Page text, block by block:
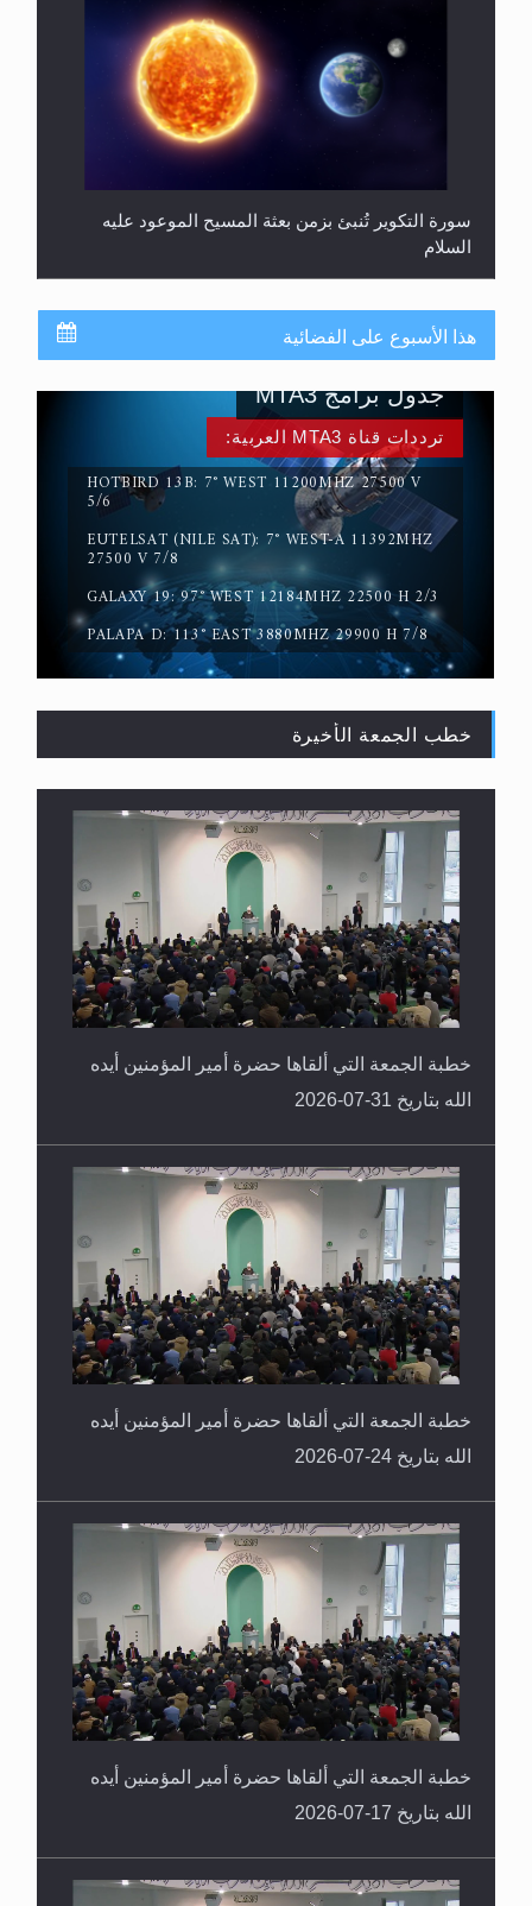
حقيقة المسيح الدجال
القرآن قاضٍ وحكمٌ على السنة ومهيمنٌ عليها.. ليس
العكس
هذا الأسبوع على الفضائية
ترددات قناة MTA3 العربية:
HOTBIRD 13B: 7° WEST 11200MHZ 27500 V
5/6
EUTELSAT (NILE SAT): 7° WEST-A 11392MHZ
27500 V 7/8
GALAXY 19: 97° WEST 12184MHZ 22500 H 2/3
PALAPA D: 113° EAST 3880MHZ 29900 H 7/8
جدول برامج MTA3
خطب الجمعة الأخيرة
خطبة الجمعة التي ألقاها حضرة أمير المؤمنين أيده
الله بتاريخ 31-07-2026
خطبة الجمعة التي ألقاها حضرة أمير المؤمنين أيده
الله بتاريخ 24-07-2026
خطبة الجمعة التي ألقاها حضرة أمير المؤمنين أيده
الله بتاريخ 17-07-2026